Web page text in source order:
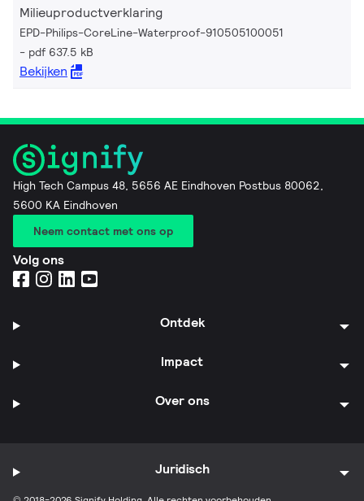
Milieuproductverklaring
EPD-Philips-CoreLine-Waterproof-910505100051
pdf 637.5 kB
Bekijken
High Tech Campus 48, 5656 AE Eindhoven Postbus 80062,
5600 KA Eindhoven
Neem contact met ons op
Volg ons
Ontdek
Impact
Over ons
Juridisch